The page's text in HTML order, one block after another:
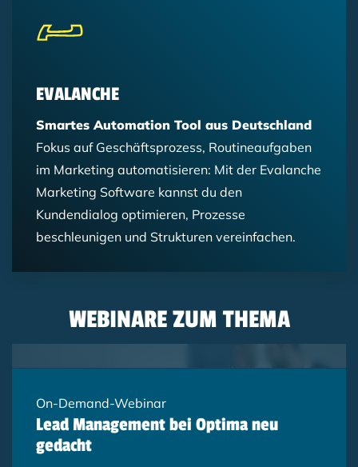
EVALANCHE
Smartes Automation Tool aus Deutschland
Fokus auf Geschäftsprozess, Routineaufgaben
im Marketing automatisieren: Mit der Evalanche
Marketing Software kannst du den
Kundendialog optimieren, Prozesse
beschleunigen und Strukturen vereinfachen.
WEBINARE ZUM THEMA
On-Demand-Webinar
Lead Management bei Optima neu
gedacht